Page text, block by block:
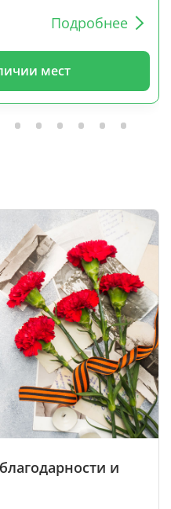
Подробнее
мест
и